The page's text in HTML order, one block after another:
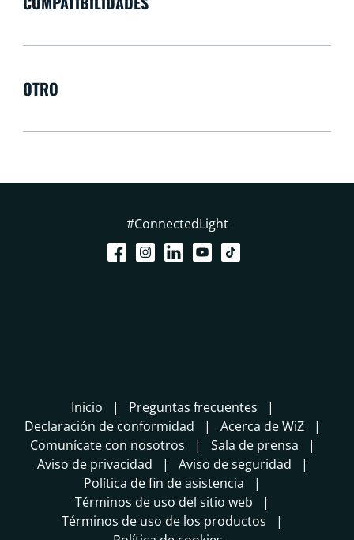
OTRO
#ConnectedLight
Inicio
Preguntas frecuentes
Declaración de conformidad
Acerca de WiZ
Comunícate con nosotros
Sala de prensa
Aviso de privacidad
Aviso de seguridad
Política de fin de asistencia
Términos de uso del sitio web
Términos de uso de los productos